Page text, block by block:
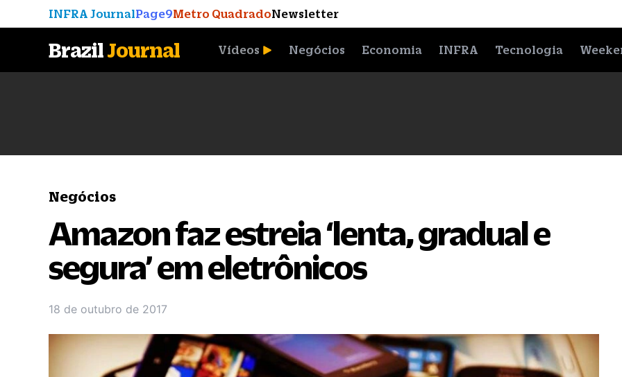
INFRA JournalPage9Metro QuadradoNewsletter
BrazilJournal Vídeos Negócios Economia INFRA Tecnologia
Negócios
Amazon faz estreia ‘lenta, gradual e
segura’ em eletrônicos
18 de outubro de 2017